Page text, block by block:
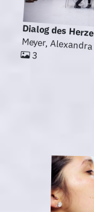
Dialog des
Meyer,
3